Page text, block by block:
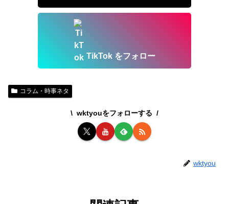
TikTok をフォロー
コラム・時事ネタ
wktyouをフォローする
wktyou